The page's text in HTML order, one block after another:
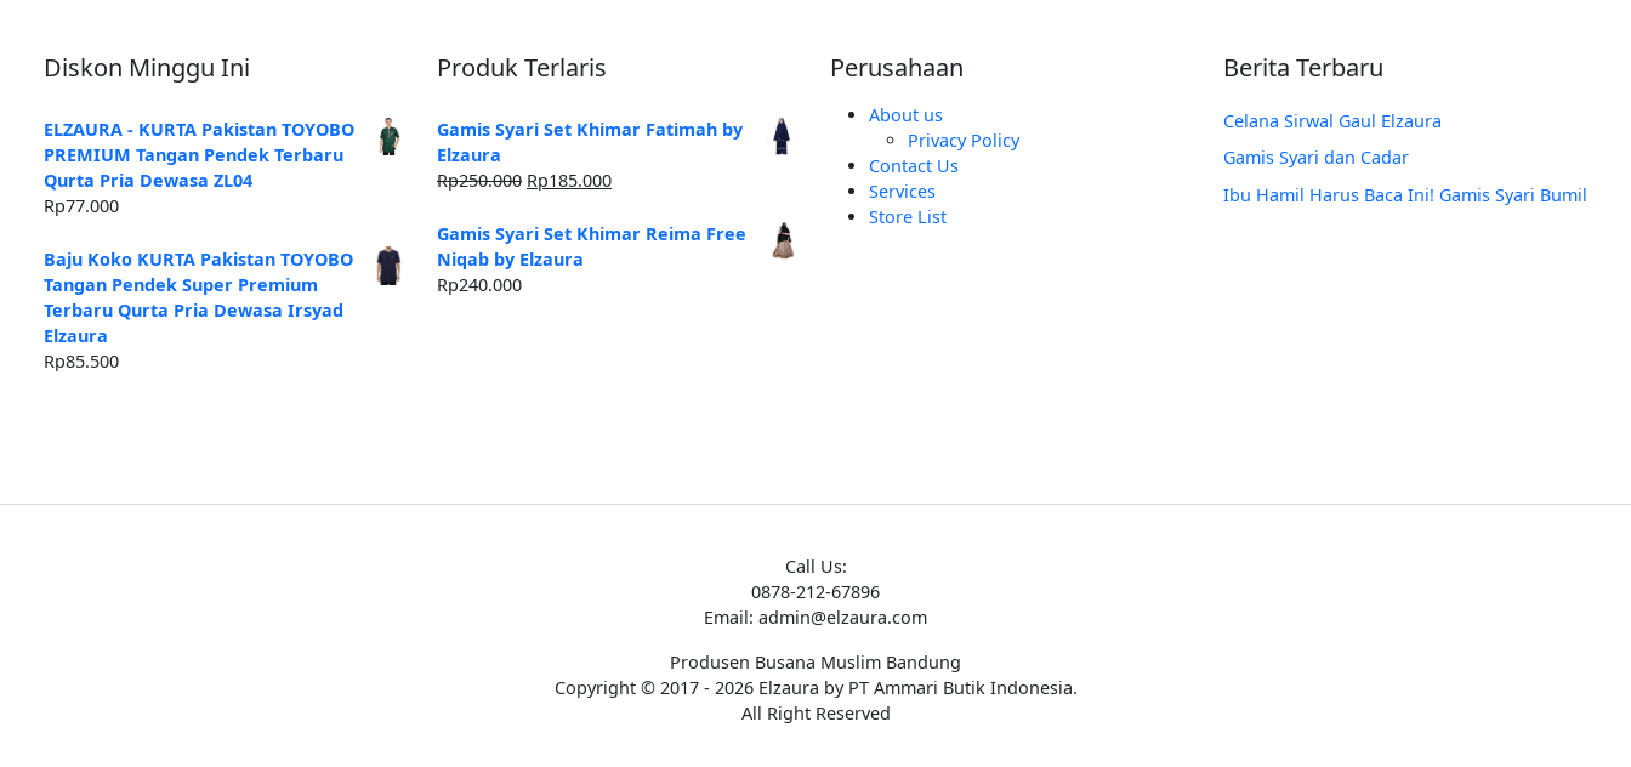
Diskon Minggu Ini
ELZAURA - KURTA Pakistan TOYOBO
PREMIUM Tangan Pendek Terbaru
Qurta Pria Dewasa ZL04
Rp77.000
Baju Koko KURTA Pakistan TOYOBO
Tangan Pendek Super Premium
Terbaru Qurta Pria Dewasa Irsyad
Elzaura
Rp85.500
Produk Terlaris
Gamis Syari Set Khimar Fatimah by
Elzaura
Rp250.000 Harga
adalah:
Rp250.000.
Rp185.000Harga
ini
Gamis Syari Set Khimar Reima Free
Niqab by Elzaura
Rp240.000
Perusahaan
About us
Privacy Policy
Contact Us
Services
Store List
Berita Terbaru
Celana Sirwal Gaul Elzaura
Gamis Syari dan Cadar
Ibu Hamil Harus Baca Ini! Gamis Syari Bumil
Call Us:
0878-212-67896
Email: admin@elzaura.com
Produsen Busana Muslim Bandung
Copyright © 2017 - 2026 Elzaura by PT Ammari Butik Indonesia.
All Right Reserved